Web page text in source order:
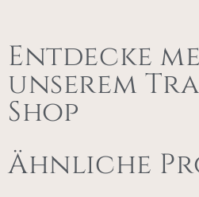
Entdecke
unserem
Shop
Ähnliche